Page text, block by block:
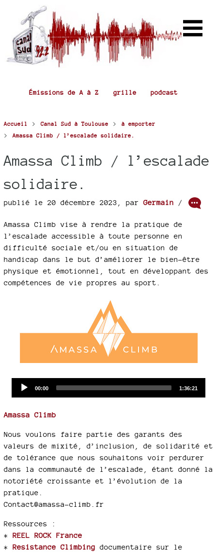
Émissions de A à Z grille podcast
Accueil > Canal Sud à Toulouse > à emporter
> Amassa Climb / l’escalade solidaire.
Amassa Climb / l’escalade
solidaire.
publié le 20 décembre 2023 parGermain /
Amassa Climb vise à rendre la pratique de
l’escalade accessible à toute personne en
difficulté sociale et/ou en situation de
handicap dans le but d’améliorer le bien-être
physique et émotionnel, tout en développant des
compétences de vie propres au sport.
Current
00:00
Total
1:36:21
Amassa Climb
Nous voulons faire partie des garants des
valeurs de mixité, d’inclusion, de solidarité et
de tolérance que nous souhaitons voir perdurer
dans la communauté de l’escalade, étant donné la
notoriété croissante et l’évolution de la
pratique.
Contact@amassa-climb.fr
Ressources :
* REEL ROCK France
* Resistance Climbing documentaire sur le